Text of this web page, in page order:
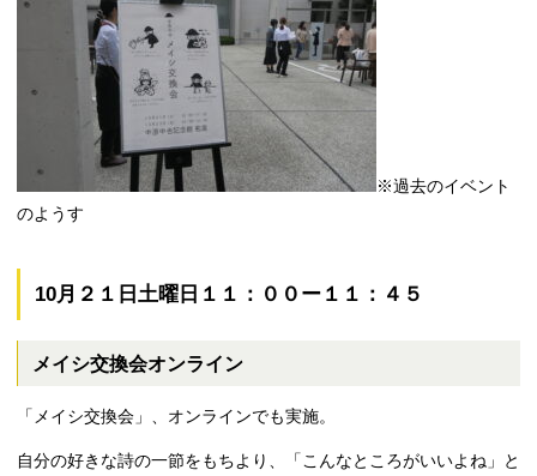
※過去のイベント
のようす
10月２１日土曜日１１：００ー１１：４５
メイシ交換会オンライン
「メイシ交換会」、オンラインでも実施。
自分の好きな詩の一節をもちより、「こんなところがいいよね」と